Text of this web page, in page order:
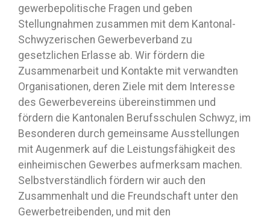
gewerbepolitische Fragen und geben
Stellungnahmen zusammen mit dem Kantonal-
Schwyzerischen Gewerbeverband zu
gesetzlichen Erlasse ab. Wir fördern die
Zusammenarbeit und Kontakte mit verwandten
Organisationen, deren Ziele mit dem Interesse
des Gewerbevereins übereinstimmen und
fördern die Kantonalen Berufsschulen Schwyz, im
Besonderen durch gemeinsame Ausstellungen
mit Augenmerk auf die Leistungsfähigkeit des
einheimischen Gewerbes aufmerksam machen.
Selbstverständlich fördern wir auch den
Zusammenhalt und die Freundschaft unter den
Gewerbetreibenden, und mit den